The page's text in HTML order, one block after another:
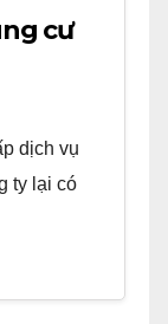
cư
dịch vụ
ty lại có